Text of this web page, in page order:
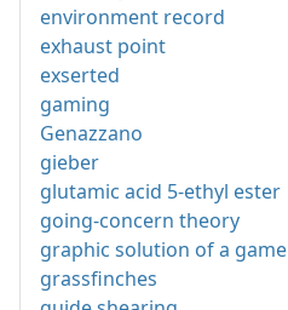
environment record
exhaust point
exserted
gaming
Genazzano
gieber
glutamic acid 5-ethyl ester
going-concern theory
graphic solution of a game
grassfinches